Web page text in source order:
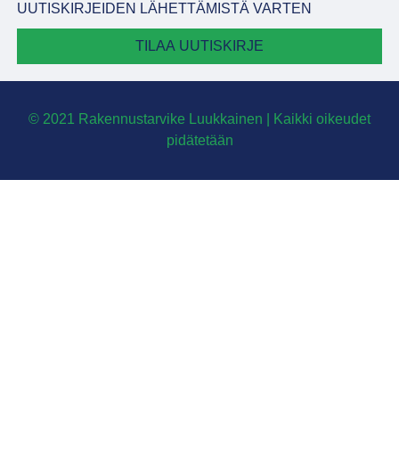
UUTISKIRJEIDEN LÄHETTÄMISTÄ VARTEN
TILAA UUTISKIRJE
© 2021 Rakennustarvike Luukkainen | Kaikki oikeudet
pidätetään